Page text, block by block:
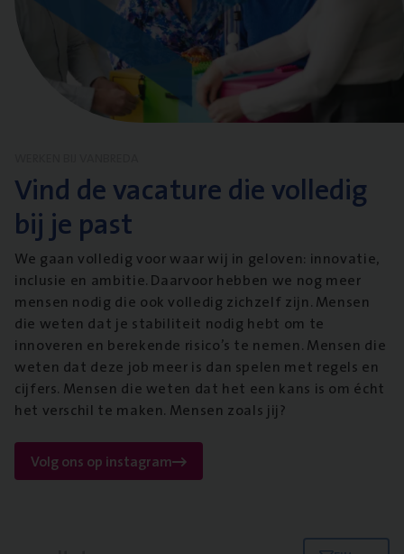
Vind de vacature die volledig
bij je past
We gaan volledig voor waar wij in geloven: innovatie,
inclusie en ambitie. Daarvoor hebben we nog meer
mensen nodig die ook volledig zichzelf zijn. Mensen
die weten dat je stabiliteit nodig hebt om te
innoveren en berekende risico’s te nemen. Mensen die
weten dat deze job meer is dan spelen met regels en
cijfers. Mensen die weten dat het een kans is om écht
het verschil te maken. Mensen zoals jij?
Volg ons op instagram